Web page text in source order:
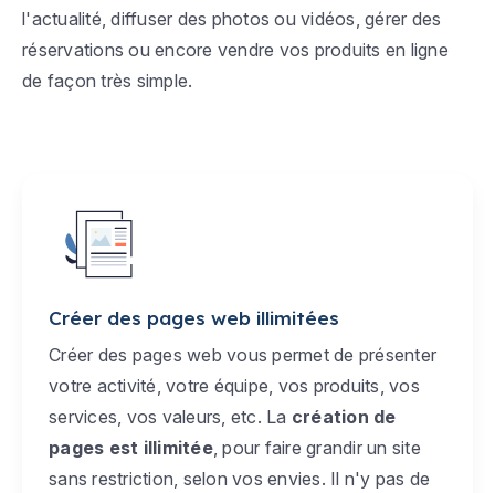
l'actualité, diffuser des photos ou vidéos, gérer des
réservations ou encore vendre vos produits en ligne
de façon très simple.
Créer des pages web illimitées
Créer des pages web vous permet de présenter
votre activité, votre équipe, vos produits, vos
services, vos valeurs, etc. La création de
pages est illimitée, pour faire grandir un site
sans restriction, selon vos envies. Il n'y pas de